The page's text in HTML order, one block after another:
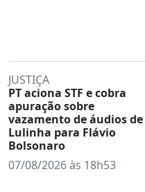
JUSTIÇA
PT aciona STF e cobra
apuração sobre
vazamento de áudios de
Lulinha para Flávio
Bolsonaro
07/08/2026 às 18h53